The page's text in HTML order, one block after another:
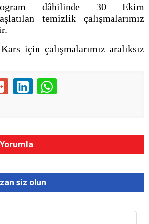
dâhilinde 30 Ekim
temizlik çalışmalarımız
için çalışmalarımız aralıksız
siz olun